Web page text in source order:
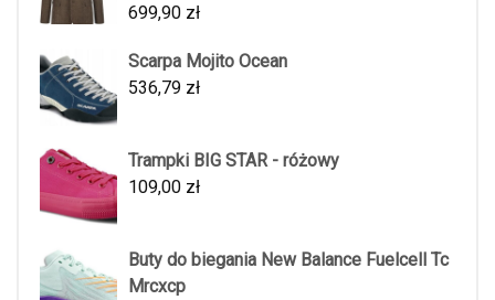
699,90 zł
Scarpa Mojito Ocean
536,79 zł
Trampki BIG STAR - różowy
109,00 zł
Buty do biegania New Balance Fuelcell Tc
Mrcxcp